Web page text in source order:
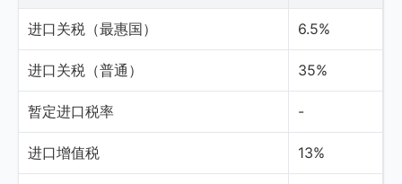
进口关税（最惠国） 6.5%
进口关税（普通） 35%
暂定进口税率 -
进口增值税 13%